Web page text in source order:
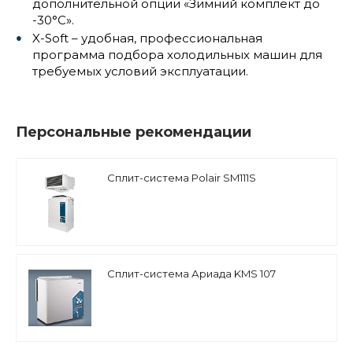
дополнительной опции «Зимний комплект до
-30°С».
X-Soft – удобная, профессиональная
программа подбора холодильных машин для
требуемых условий эксплуатации.
Персональные рекомендации
Сплит-система Polair SM111S
Сплит-система Ариада KMS 107